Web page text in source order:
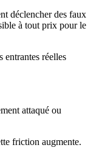
déclencher des faux
à tout prix pour le
entrantes réelles
attaqué ou
friction augmente.